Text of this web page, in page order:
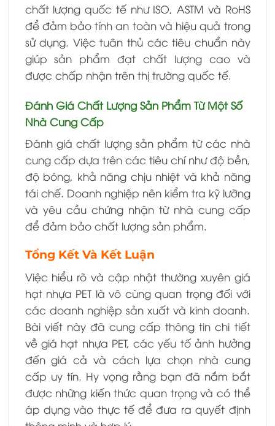
chất lượng quốc tế như ISO, ASTM và RoHS
để đảm bảo tính an toàn và hiệu quả trong
sử dụng. Việc tuân thủ các tiêu chuẩn này
giúp sản phẩm đạt chất lượng cao và
được chấp nhận trên thị trường quốc tế.
Đánh Giá Chất Lượng Sản Phẩm Từ Một Số
Nhà Cung Cấp
Đánh giá chất lượng sản phẩm từ các nhà
cung cấp dựa trên các tiêu chí như độ bền,
độ bóng, khả năng chịu nhiệt và khả năng
tái chế. Doanh nghiệp nên kiểm tra kỹ lưỡng
và yêu cầu chứng nhận từ nhà cung cấp
để đảm bảo chất lượng sản phẩm.
Tổng Kết Và Kết Luận
Việc hiểu rõ và cập nhật thường xuyên giá
hạt nhựa PET là vô cùng quan trọng đối với
các doanh nghiệp sản xuất và kinh doanh.
Bài viết này đã cung cấp thông tin chi tiết
về giá hạt nhựa PET, các yếu tố ảnh hưởng
đến giá cả và cách lựa chọn nhà cung
cấp uy tín. Hy vọng rằng bạn đã nắm bắt
được những kiến thức quan trọng và có thể
áp dụng vào thực tế để đưa ra quyết định